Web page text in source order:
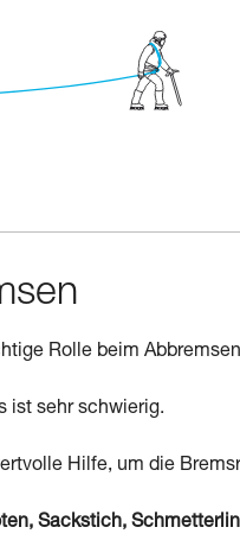
Rolle beim
ist sehr schwierig.
Hilfe, um die
Sackstich,